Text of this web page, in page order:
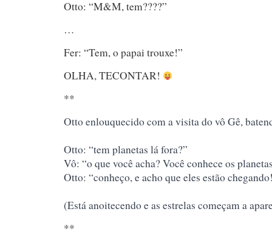
Otto: “M&M, tem????”
…
Fer: “Tem, o papai trouxe!”
OLHA, TECONTAR!
**
Otto enlouquecido com a visita do vô Gê,
Otto: “tem planetas lá fora?”
Vô: “o que você acha? Você conhece os
Otto: “conheço, e acho que eles estão
(Está anoitecendo e as estrelas começam a
**